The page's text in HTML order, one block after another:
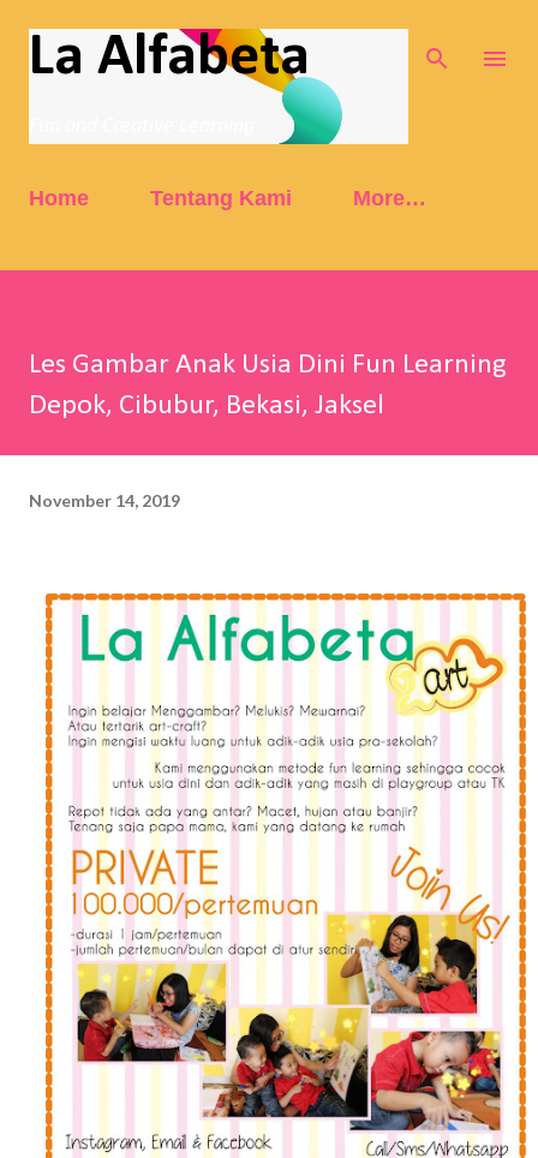
Skip to main content
La Alfabeta
Home Tentang Kami More…
Les Gambar Anak Usia Dini Fun Learning
Depok, Cibubur, Bekasi, Jaksel
November 14, 2019